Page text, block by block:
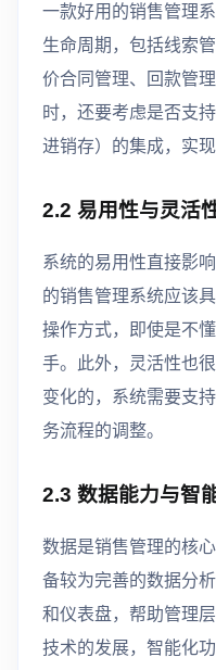
一款好用的销售管理
生命周期，包括线索
价合同管理、回款管
时，还要考虑是否支
进销存）的集成，实现
2.2 易用性与灵活
系统的易用性直接影
的销售管理系统应该
操作方式，即使是不
手。此外，灵活性也
变化的，系统需要支
务流程的调整。
2.3 数据能力与智
数据是销售管理的核
备较为完善的数据分
和仪表盘，帮助管理
技术的发展，智能化